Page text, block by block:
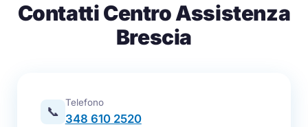
Contatti Centro Assistenza
Brescia
📞
Telefono
348 610 2520